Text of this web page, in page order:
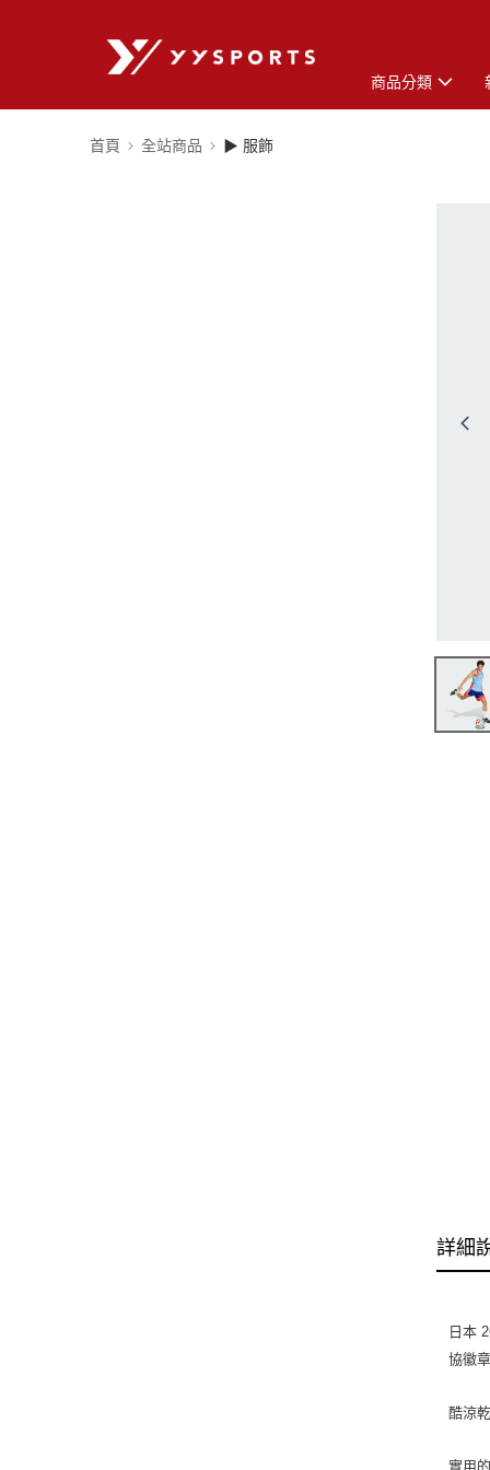
商品分類
首頁 全站商品 ▶ 服飾
詳細
日本
協徽
酷涼
實用